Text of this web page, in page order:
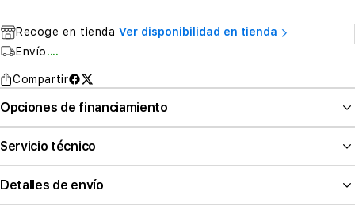
Recoge en tienda Ver disponibilidad en tienda
Envío....
Compartir
Opciones de financiamiento
Servicio técnico
Detalles de envío